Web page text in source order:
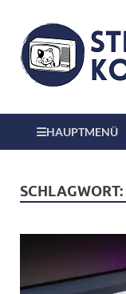
HAUPTMENÜ
SCHLAGWORT: